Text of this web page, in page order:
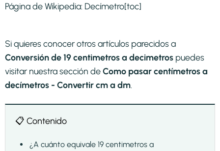
Página de Wikipedia: Decímetro[toc]
Si quieres conocer otros artículos parecidos a
Conversión de 19 centimetros a decimetros puedes
visitar nuestra sección deComo pasar centímetros a
decímetros - Convertir cm a dm.
📋 Contenido
¿A cuánto equivale 19 centimetros a